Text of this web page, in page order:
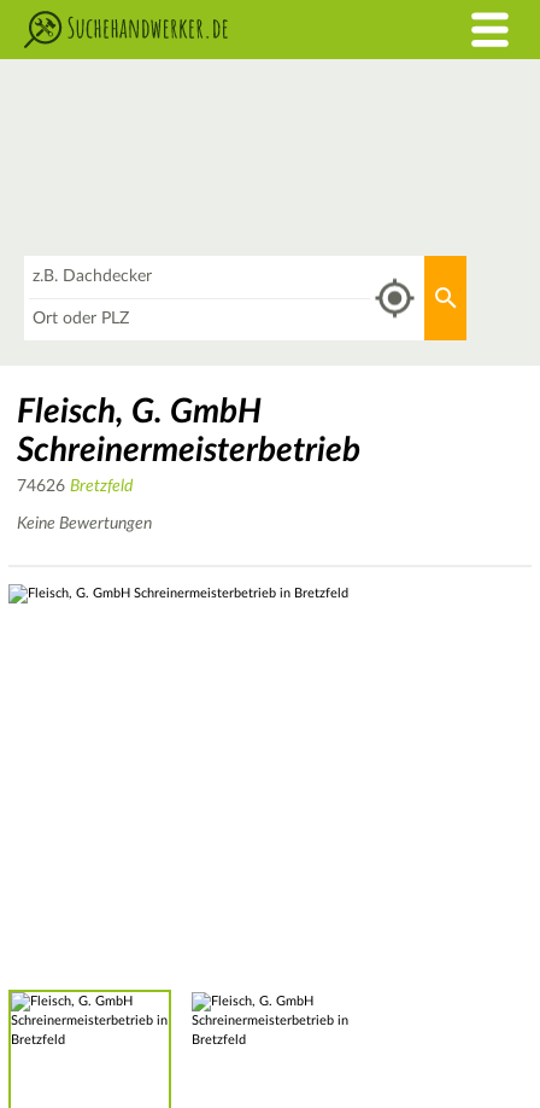
Fleisch, G. GmbH
Schreinermeisterbetrieb
74626 Bretzfeld
Keine Bewertungen